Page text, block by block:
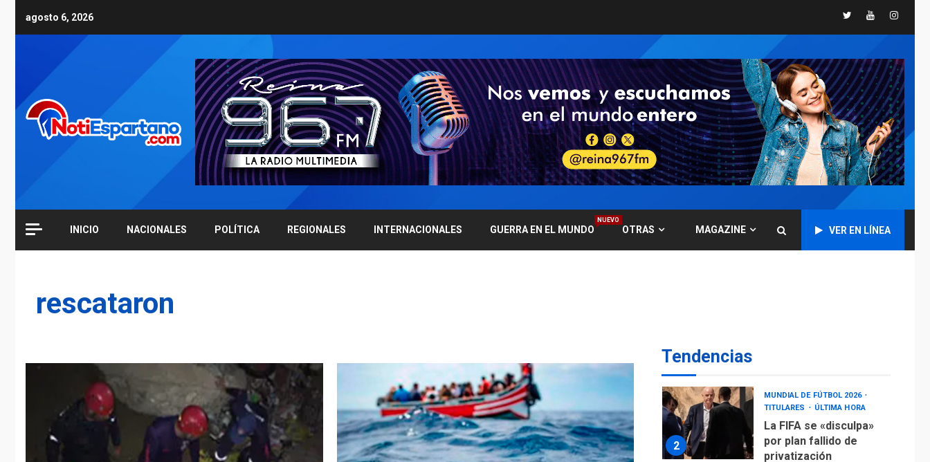
agosto 6, 2026 TwitterYoutube
INICIO NACIONALES POLÍTICA REGIONALES INTERNACIONALES GUERRA EN EL MUNDO
NUEVO
OTRAS MAGAZINE VER EN LÍNEA
rescataron
Tendencias
6
TITULARES
CNP plantea incluir
Libertad de Expresión
en agenda de
negociación con
comisión de AN 2015
7
DESTACADOS
NACIONALES
ÚLTIMA HORA
Gobierno nacional y
regional nos
respaldaron desde el
primer momento tras
asegura Gustavo
Duque
2
MUNDIAL DE FÚTBOL 2026
TITULARES
ÚLTIMA HORA
La FIFA se «disculpa»
por plan fallido de
privatización